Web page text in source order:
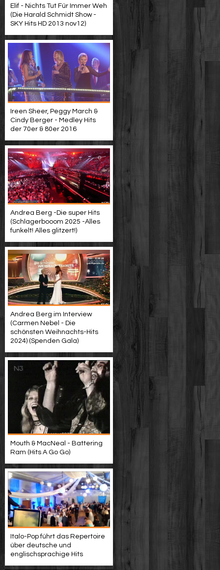
Elif - Nichts Tut Für Immer Weh
(Die Harald Schmidt Show -
SKY Hits HD 2013 nov12)
Ireen Sheer, Peggy March &
Cindy Berger - Medley Hits
der 70er & 80er 2016
Andrea Berg -Die super Hits
(Schlagerbooom 2025 -Alles
funkelt! Alles glitzert!)
Andrea Berg im Interview
(Carmen Nebel - Die
schönsten Weihnachts-Hits
2024) (Spenden Gala)
Mouth & MacNeal - Battering
Ram (Hits A Go Go)
Italo-Pop führt das Repertoire
über deutsche und
englischsprachige Hits